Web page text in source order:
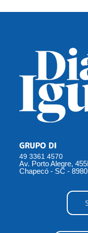
GRUPO DI
49 3361 4570
Av. Porto Alegre,
Chapecó - SC -